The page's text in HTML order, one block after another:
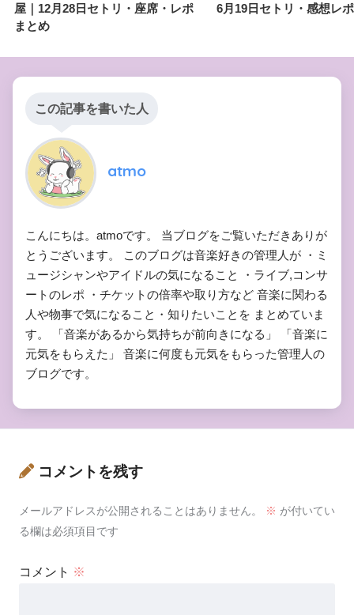
屋｜12月28日セトリ・座席・レポ
まとめ
6月19日セトリ・感想レ
この記事を書いた人
atmo
こんにちは。atmoです。 当ブログをご覧いただきありが
とうございます。 このブログは音楽好きの管理人が ・ミ
ュージシャンやアイドルの気になること ・ライブ,コンサ
ートのレポ ・チケットの倍率や取り方など 音楽に関わる
人や物事で気になること・知りたいことを まとめていま
す。 「音楽があるから気持ちが前向きになる」 「音楽に
元気をもらえた」 音楽に何度も元気をもらった管理人の
ブログです。
コメントを残す
メールアドレスが公開されることはありません。 ※ が付いてい
る欄は必須項目です
コメント ※